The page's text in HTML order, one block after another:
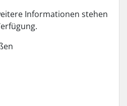
Informationen stehen